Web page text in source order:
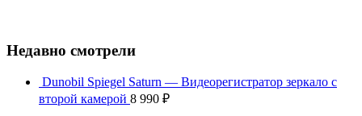
Недавно смотрели
Dunobil Spiegel Saturn — Видеорегистратор зеркало с
второй камерой 8 990 ₽